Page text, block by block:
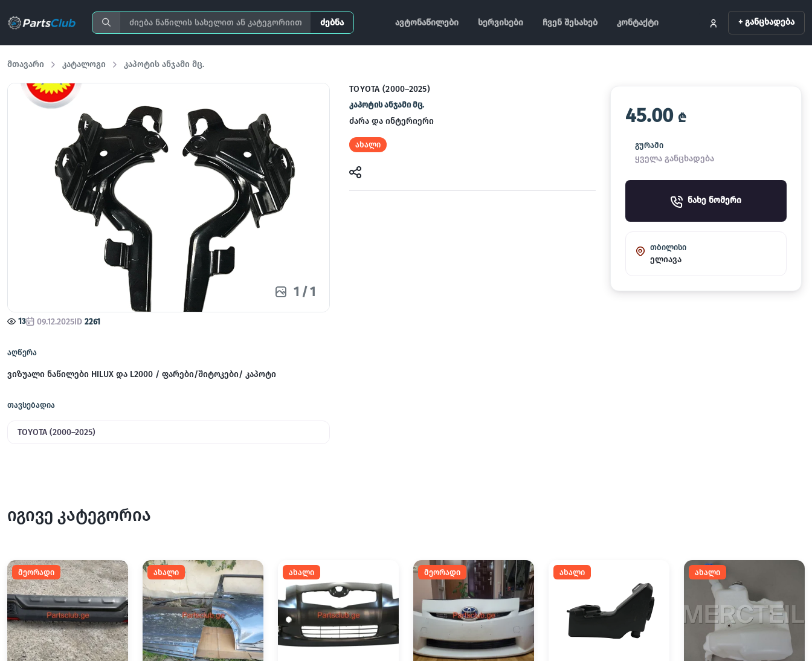
ძებნა ავტონაწილები სერვისები ჩვენ შესახებ კონტაქტი + განცხადება
მთავარი კატალოგი კაპოტის ანჯამი მც.
1 /1
13 09.12.2025ID 2261
აღწერა
ვიზუალი ნაწილები HILUX და L2000 / ფარები/შიტოკები/ კაპოტი
თავსებადია
TOYOTA (2000–2025)
TOYOTA (2000–2025)
კაპოტის ანჯამი მც.
ძარა და ინტერიერი
ახალი
45.00 ₾
გურამი
ყველა განცხადება
ნახე ნომერი
თბილისი
ელიავა
იგივე კატეგორია
მეორადი ახალი ახალი მეორადი ახალი ახალი